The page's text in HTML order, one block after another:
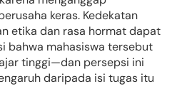
keras. Kedekatan
etika dan rasa hormat dapat
bahwa mahasiswa tersebut
tinggi—dan persepsi ini
daripada isi tugas itu